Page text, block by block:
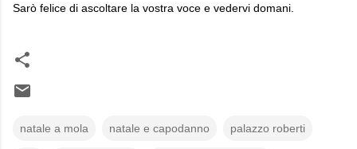
Sarò felice di ascoltare la vostra voce e vedervi domani.
natale a mola natale e capodanno palazzo roberti